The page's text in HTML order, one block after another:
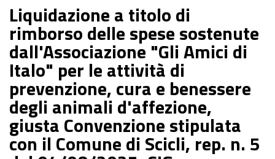
Liquidazione a titolo di
rimborso delle spese sostenute
dall'Associazione "Gli Amici di
Italo" per le attività di
prevenzione, cura e benessere
degli animali d'affezione,
giusta Convenzione stipulata
con il Comune di Scicli, rep. n. 5